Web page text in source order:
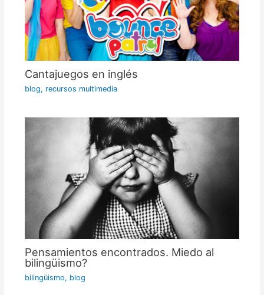
Cantajuegos en inglés
blog, recursos multimedia
Pensamientos encontrados. Miedo al
bilingüismo?
bilingüismo, blog